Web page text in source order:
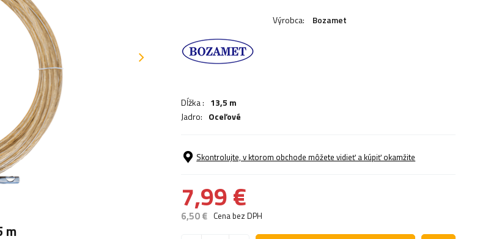
Výrobca: Bozamet
Dĺžka : 13,5 m
Jadro: Oceľové
Skontrolujte, v ktorom obchode môžete vidieť a kúpiť okamžite
7,99 €
6,50 € Cena bez DPH
m